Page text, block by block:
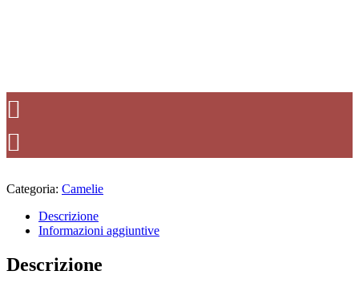
Categoria: Camelie
Descrizione
Informazioni aggiuntive
Descrizione